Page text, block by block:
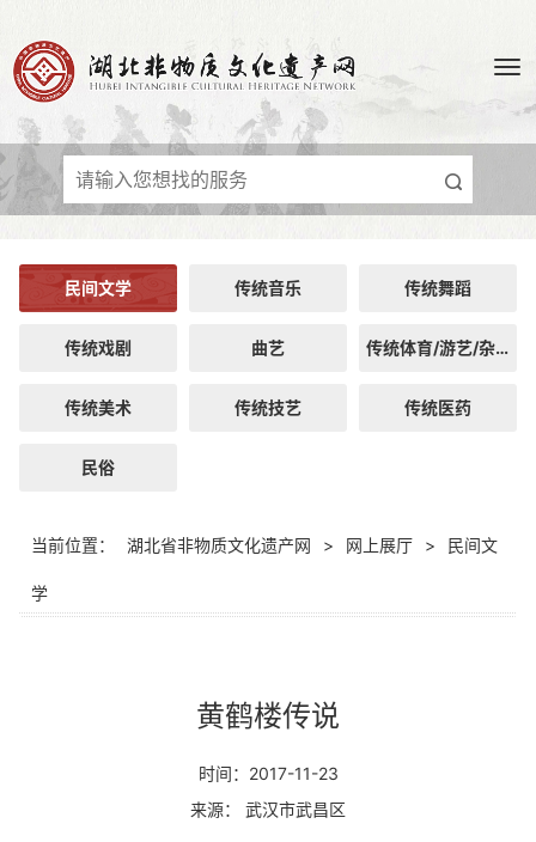
民间文学 传统音乐 传统舞蹈
传统戏剧 曲艺 传统体育/游艺/杂技
传统美术 传统技艺 传统医药
民俗
当前位置： 湖北省非物质文化遗产网 > 网上展厅 > 民间文
学
黄鹤楼传说
时间：2017-11-23
来源： 武汉市武昌区